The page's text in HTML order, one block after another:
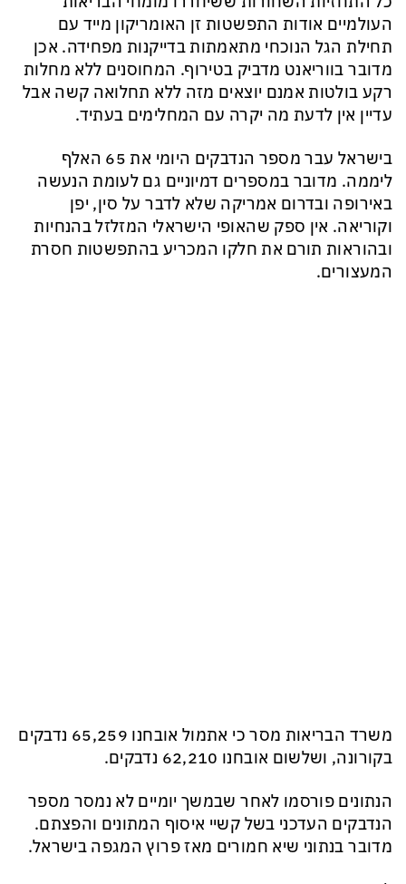
ומיירטים להגנה – טראמפ נשאר רק עם ציוצי האיום המגוחכים שלא מזיזים
העולמיים אודות התפשטות זן האומריקון מייד עם
תחילת הגל הנוכחי מתאמתות בדייקנות מפחידה. אכן
מדובר בווריאנט מדביק בטירוף. המחוסנים ללא מחלות
רקע בולטות אמנם יוצאים מזה ללא תחלואה קשה אבל
עדיין אין לדעת מה יקרה עם המחלימים בעתיד.
בישראל עבר מספר הנדבקים היומי את 65 האלף
ליממה. מדובר במספרים דמיוניים גם לעומת הנעשה
באירופה ובדרום אמריקה שלא לדבר על סין, יפן
וקוריאה. אין ספק שהאופי הישראלי המזלזל בהנחיות
ובהוראות תורם את חלקו המכריע בהתפשטות חסרת
המעצורים.
משרד הבריאות מסר כי אתמול אובחנו 65,259 נדבקים
בקורונה, ושלשום אובחנו 62,210 נדבקים.
הנתונים פורסמו לאחר שבמשך יומיים לא נמסר מספר
הנדבקים העדכני בשל קשיי איסוף המתונים והפצתם.
מדובר בנתוני שיא חמורים מאז פרוץ המגפה בישראל.